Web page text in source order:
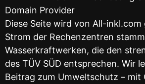
Diese Seite wird von All-
Strom der Rechenzentren
Wasserkraftwerken, die den
des TÜV SÜD entsprechen. Wir
Beitrag zum Umweltschutz – mit